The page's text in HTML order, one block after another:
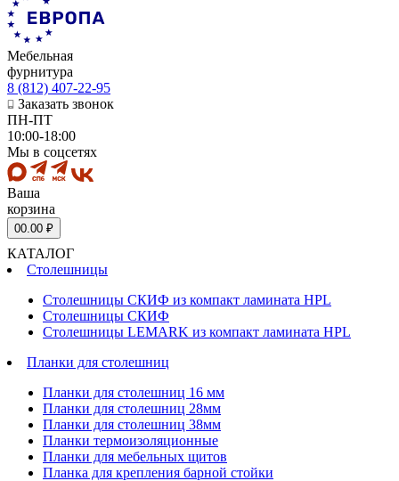
Мебельная
фурнитура
8 (812) 407-22-95
Заказать звонок
ПН-ПТ
10:00-18:00
Мы в соцсетях
Ваша
корзина
00.00 ₽
КАТАЛОГ
Столешницы
Столешницы СКИФ из компакт ламината HPL
Столешницы СКИФ
Столешницы LEMARK из компакт ламината HPL
Планки для столешниц
Планки для столешниц 16 мм
Планки для столешниц 28мм
Планки для столешниц 38мм
Планки термоизоляционные
Планки для мебельных щитов
Планка для крепления барной стойки